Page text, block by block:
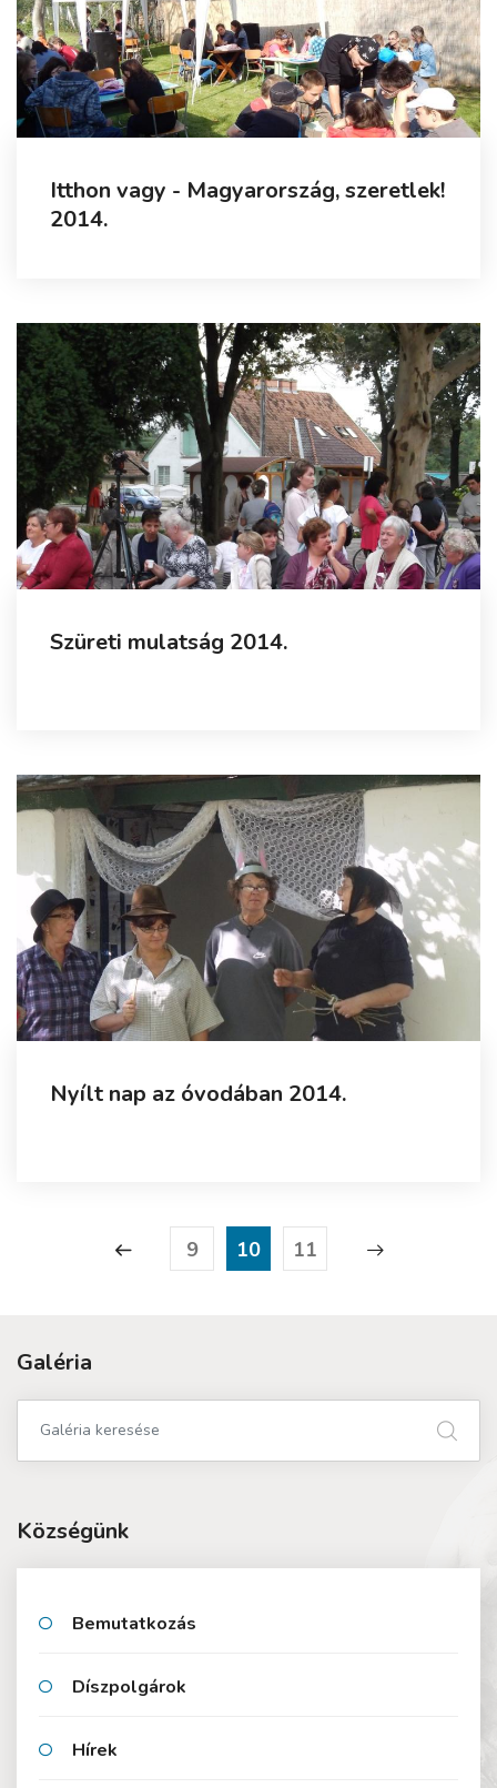
Itthon vagy - Magyarország, szeretlek!
2014.
Szüreti mulatság 2014.
Nyílt nap az óvodában 2014.
9 10 11
Galéria
Községünk
Bemutatkozás
Díszpolgárok
Hírek